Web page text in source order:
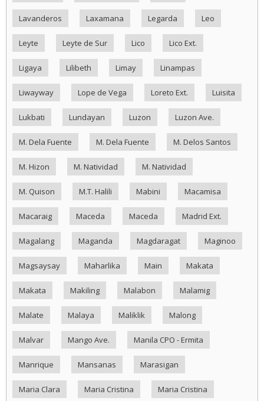
Lavanderos Laxamana Legarda Leo
Leyte Leyte de Sur Lico Lico Ext.
Ligaya Lilibeth Limay Linampas
Liwayway Lope de Vega Loreto Ext. Luisita
Lukbati Lundayan Luzon Luzon Ave.
M. Dela Fuente M. Dela Fuente M. Delos Santos
M. Hizon M. Natividad M. Natividad
M. Quison M.T. Halili Mabini Macamisa
Macaraig Maceda Maceda Madrid Ext.
Magalang Maganda Magdaragat Maginoo
Magsaysay Maharlika Main Makata
Makata Makiling Malabon Malamig
Malate Malaya Maliklik Malong
Malvar Mango Ave. Manila CPO - Ermita
Manrique Mansanas Marasigan
Maria Clara Maria Cristina Maria Cristina